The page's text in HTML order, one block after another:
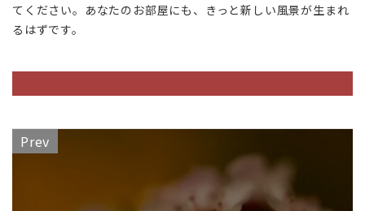
てください。あなたのお部屋にも、きっと新しい風景が生まれ
るはずです。
Prev